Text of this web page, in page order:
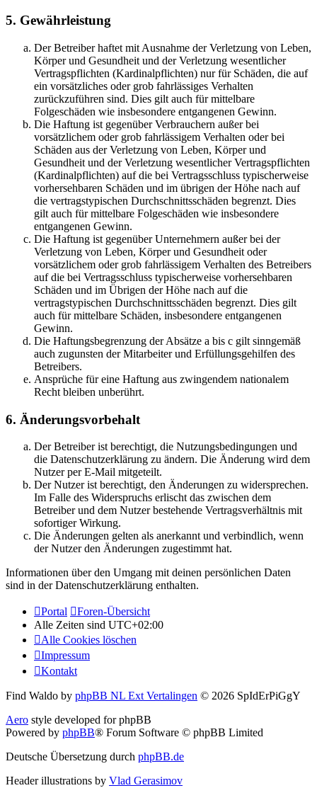
5. Gewährleistung
Der Betreiber haftet mit Ausnahme der Verletzung von Leben,
Körper und Gesundheit und der Verletzung wesentlicher
Vertragspflichten (Kardinalpflichten) nur für Schäden, die auf
ein vorsätzliches oder grob fahrlässiges Verhalten
zurückzuführen sind. Dies gilt auch für mittelbare
Folgeschäden wie insbesondere entgangenen Gewinn.
Die Haftung ist gegenüber Verbrauchern außer bei
vorsätzlichem oder grob fahrlässigem Verhalten oder bei
Schäden aus der Verletzung von Leben, Körper und
Gesundheit und der Verletzung wesentlicher Vertragspflichten
(Kardinalpflichten) auf die bei Vertragsschluss typischerweise
vorhersehbaren Schäden und im übrigen der Höhe nach auf
die vertragstypischen Durchschnittsschäden begrenzt. Dies
gilt auch für mittelbare Folgeschäden wie insbesondere
entgangenen Gewinn.
Die Haftung ist gegenüber Unternehmern außer bei der
Verletzung von Leben, Körper und Gesundheit oder
vorsätzlichem oder grob fahrlässigem Verhalten des Betreibers
auf die bei Vertragsschluss typischerweise vorhersehbaren
Schäden und im Übrigen der Höhe nach auf die
vertragstypischen Durchschnittsschäden begrenzt. Dies gilt
auch für mittelbare Schäden, insbesondere entgangenen
Gewinn.
Die Haftungsbegrenzung der Absätze a bis c gilt sinngemäß
auch zugunsten der Mitarbeiter und Erfüllungsgehilfen des
Betreibers.
Ansprüche für eine Haftung aus zwingendem nationalem
Recht bleiben unberührt.
6. Änderungsvorbehalt
Der Betreiber ist berechtigt, die Nutzungsbedingungen und
die Datenschutzerklärung zu ändern. Die Änderung wird dem
Nutzer per E-Mail mitgeteilt.
Der Nutzer ist berechtigt, den Änderungen zu widersprechen.
Im Falle des Widerspruchs erlischt das zwischen dem
Betreiber und dem Nutzer bestehende Vertragsverhältnis mit
sofortiger Wirkung.
Die Änderungen gelten als anerkannt und verbindlich, wenn
der Nutzer den Änderungen zugestimmt hat.
Informationen über den Umgang mit deinen persönlichen Daten
sind in der Datenschutzerklärung enthalten.
Portal
Foren-Übersicht
Alle Zeiten sind UTC+02:00
Alle Cookies löschen
Impressum
Kontakt
Find Waldo by phpBB NL Ext Vertalingen © 2026 SpIdErPiGgY
Aero style developed for phpBB
Powered by phpBB® Forum Software © phpBB Limited
Deutsche Übersetzung durch phpBB.de
Header illustrations by Vlad Gerasimov